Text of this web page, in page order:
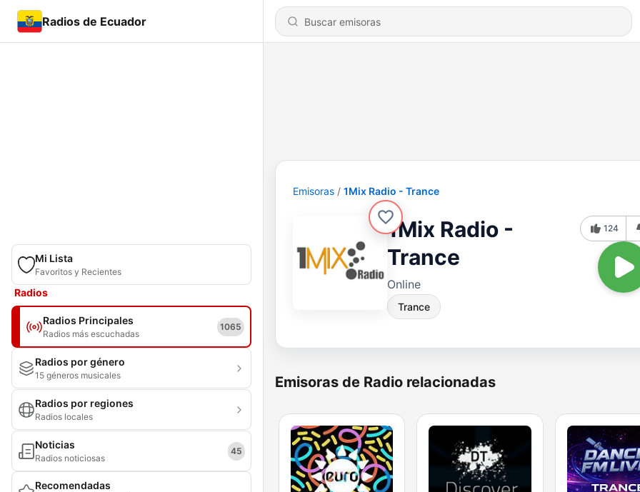
Radios de Ecuador
Mi Lista
Favoritos y Recientes
Radios
Radios Principales
Radios más escuchadas
1065
Radios por género
15 géneros musicales
Radios por regiones
Radios locales
Noticias
Radios noticiosas
45
Recomendadas
Emisoras 1Mix Radio - Trance
1Mix Radio -
Trance
Online
Trance
124
Emisoras de Radio relacionadas